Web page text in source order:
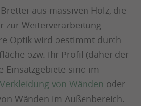
aus massiven Holz, die
zur Weiterverarbeitung
Optik wird bestimmt durch
bzw. ihr Profil (daher der
Einsatzgebiete sind im
Verkleidung von Wänden oder
Wänden im Außenbereich.